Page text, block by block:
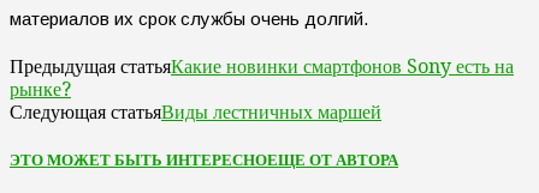
материалов их срок службы очень долгий.
Предыдущая статьяКакие новинки смартфонов Sony есть на
рынке?
Следующая статьяВиды лестничных маршей
ЭТО МОЖЕТ БЫТЬ ИНТЕРЕСНОЕЩЕ ОТ АВТОРА